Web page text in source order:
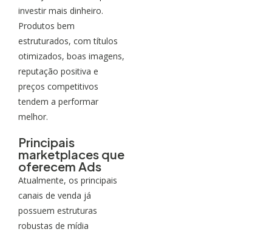
investir mais dinheiro.
Produtos bem
estruturados, com títulos
otimizados, boas imagens,
reputação positiva e
preços competitivos
tendem a performar
melhor.
Principais
marketplaces que
oferecem Ads
Atualmente, os principais
canais de venda já
possuem estruturas
robustas de mídia